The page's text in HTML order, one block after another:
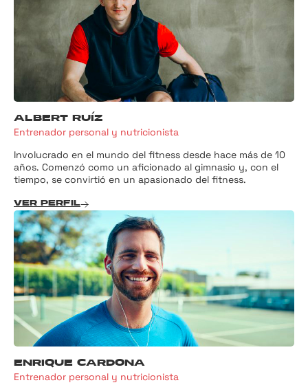
ALBERT RUÍZ
Entrenador personal y nutricionista
Involucrado en el mundo del fitness desde hace más de 10
años. Comenzó como un aficionado al gimnasio y, con el
tiempo, se convirtió en un apasionado del fitness.
VER PERFIL
ENRIQUE CARDONA
Entrenador personal y nutricionista